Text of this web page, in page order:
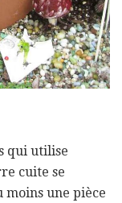
qui utilise
cuite se
une pièce